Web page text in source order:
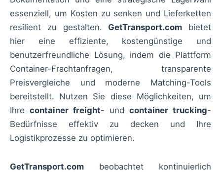
essenziell, um Kosten zu senken und Lieferketten
resilient zu gestalten. GetTransport.com bietet
hier eine effiziente, kostengünstige und
benutzerfreundliche Lösung, indem die Plattform
Container-Frachtanfragen, transparente
Preisvergleiche und moderne Matching-Tools
bereitstellt. Nutzen Sie diese Möglichkeiten, um
Ihre container freight- und container trucking-
Bedürfnisse effektiv zu decken und Ihre
Logistikprozesse zu optimieren.
GetTransport.com beobachtet kontinuierlich